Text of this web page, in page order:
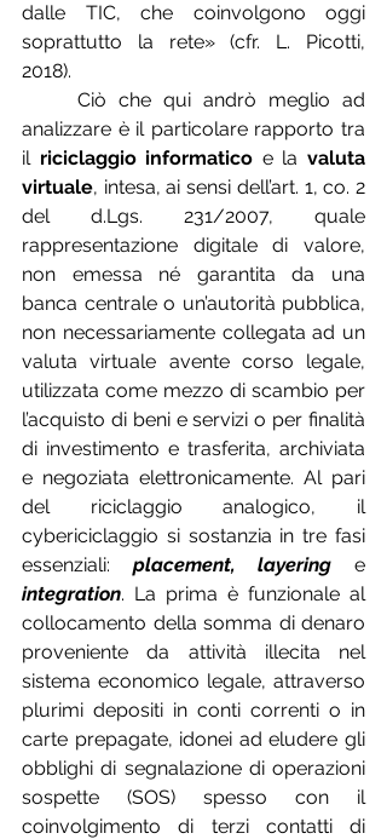
dalle TIC, che coinvolgono oggi
soprattutto la rete» (cfr. L. Picotti,
2018).
analizzare è il particolare rapporto tra
il riciclaggio informatico e la valuta
virtuale, intesa, ai sensi dell’art. 1, co. 2
rappresentazione digitale di valore,
non emessa né garantita da una
banca centrale o un’autorità pubblica,
non necessariamente collegata ad un
valuta virtuale avente corso legale,
utilizzata come mezzo di scambio per
l’acquisto di beni e servizi o per finalità
di investimento e trasferita, archiviata
e negoziata elettronicamente. Al pari
del riciclaggio analogico, il
cybericiclaggio si sostanzia in tre fasi
essenziali: placement, layering
e
integration. La prima è funzionale al
collocamento della somma di denaro
proveniente da attività illecita nel
sistema economico legale, attraverso
plurimi depositi in conti correnti o in
carte prepagate, idonei ad eludere gli
obblighi di segnalazione di operazioni
sospette (SOS) spesso con il
coinvolgimento di terzi contatti di